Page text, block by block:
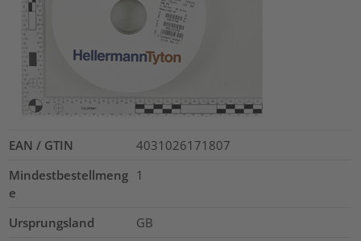
EAN / GTIN
4031026171807
Mindestbestellmeng
e
1
Ursprungsland GB